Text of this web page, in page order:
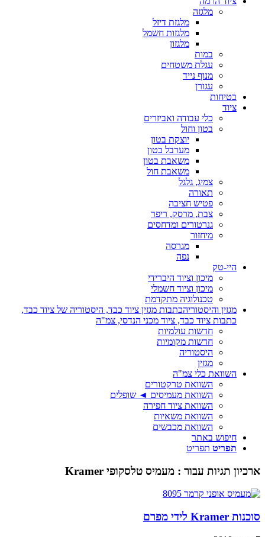
מלגזה
מלגזת דיזל
מלגזות חשמל
מלגזון
במות
עגלת משטחים
מנוף נייד
עגורן
בטיחות
ציוד
כלי עבודה ואביזרים
בטון וחול
יוצקת בטון
מערבל בטון
משאבת בטון
משאבת חול
צמיג, גלגל
תאורה
פטיש חציבה
צבת, מרסק, ריפר
גנרטורים ומדחסים
מיחזור
מגרסה
נפה
היי-טק
מיכון וציוד היברידי
מיכון וציוד חשמלי
טכנולוגיה מתקדמת
מגזין והיסטוריהכתבות מגזין ציוד כבד, היסטוריה של ציוד כבד,
כתבות ציוד כבד, ציוד מכני הנדסי, צמ"ה
חדשות עולמיות
חדשות מקומיות
היסטוריה
מגזין
השוואת כלי צמ"ה
השוואת טרקטורים
השוואת מעמיסים ◄ שופלים
השוואת ציוד חפירה
השוואת משאיות
השוואת מכבשים
חיפוש באתר
תפריט תפריט
ארכיון תגיות עבור : מעמיס טלסקופי Kramer
סוכנות Kramer לידי מפרם